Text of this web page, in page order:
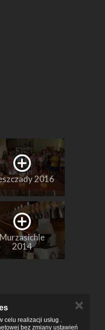
2016
Murzasichle
2014
celu realizacji usług .
bez zmiany ustawień
✕